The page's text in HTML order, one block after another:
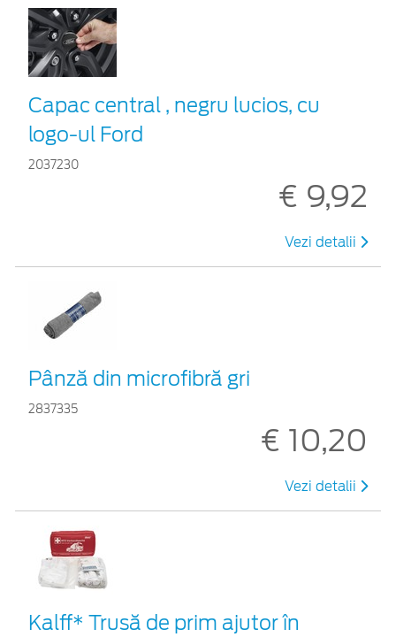
Capac central , negru lucios, cu
logo-ul Ford
2037230
€ 9,92
Vezi detalii
Pânză din microfibră gri
2837335
€ 10,20
Vezi detalii
Kalff* Trusă de prim ajutor în